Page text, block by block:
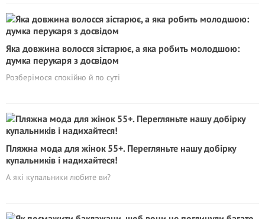
Яка довжина волосся зістарює, а яка робить молодшою:
думка перукаря з досвідом
Розберімося спокійно й по суті
Пляжна мода для жінок 55+. Перeгляньте нашу добірку
купальників і надихайтеся!
А які купальники любите ви?